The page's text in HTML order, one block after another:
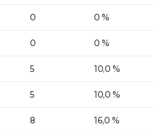
0 0 %
0 0 %
5 10,0 %
5 10,0 %
8 16,0 %